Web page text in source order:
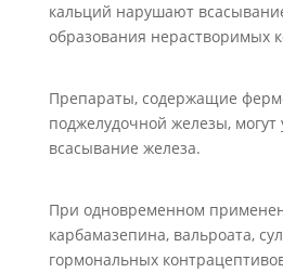
кальций нарушают
образования нерастворимых
Препараты, содержащие
поджелудочной железы,
всасывание железа.
При одновременном
карбамазепина, вальроата,
гормональных